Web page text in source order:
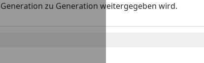
Generation zu Generation weitergegeben wird.